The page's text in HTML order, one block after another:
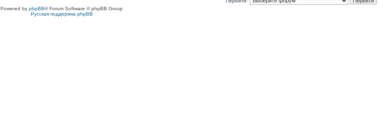
Powered by phpBB® Forum Software © phpBB Group
Русская поддержка phpBB